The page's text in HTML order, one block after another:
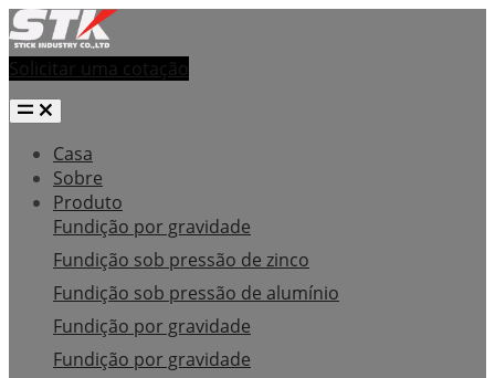
Solicitar uma cotação
Casa
Sobre
Produto
Fundição por gravidade
Fundição sob pressão de zinco
Fundição sob pressão de alumínio
Fundição por gravidade
Fundição por gravidade